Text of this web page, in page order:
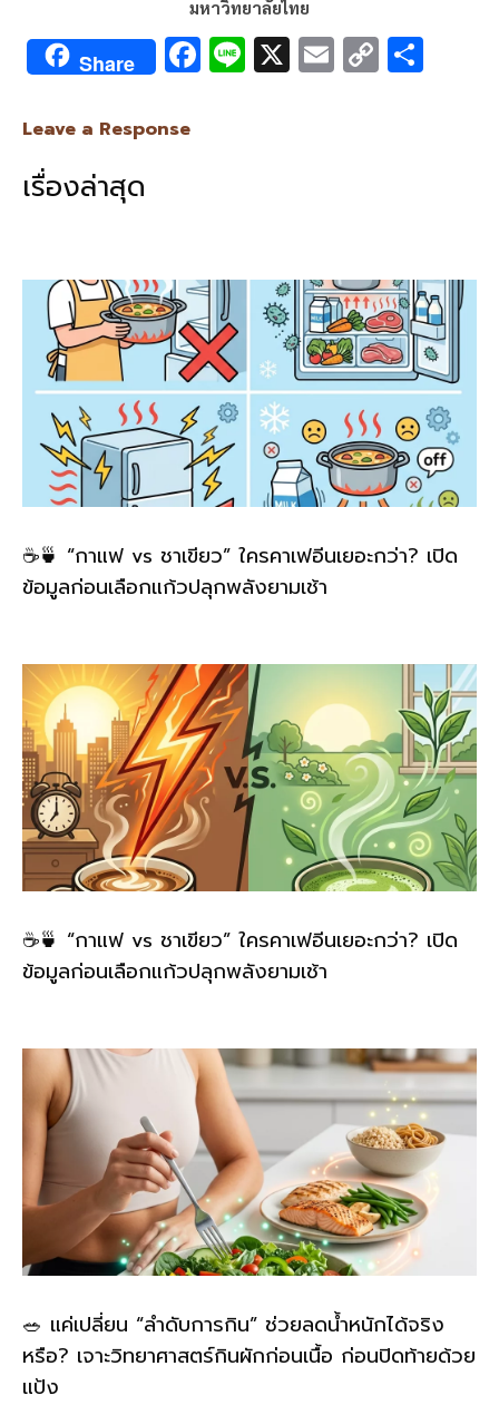
มหาวิทยาลัยไทย
Share F
k
Li X E C
Leave a Response
เรื่องล่าสุด
☕🍵 “กาแฟ vs ชาเขียว” ใครคาเฟอีนเยอะกว่า? เปิด
ข้อมูลก่อนเลือกแก้วปลุกพลังยามเช้า
☕🍵 “กาแฟ vs ชาเขียว” ใครคาเฟอีนเยอะกว่า? เปิด
ข้อมูลก่อนเลือกแก้วปลุกพลังยามเช้า
🥗 แค่เปลี่ยน “ลำดับการกิน” ช่วยลดน้ำหนักได้จริง
หรือ? เจาะวิทยาศาสตร์กินผักก่อนเนื้อ ก่อนปิดท้ายด้วย
แป้ง